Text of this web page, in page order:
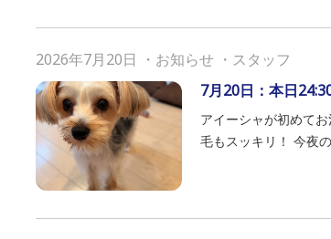
2026年7月20日 ・ お知らせ ・ スタッフ
7月20日：本日
アイーシャが初めて
毛もスッキリ！ 今夜